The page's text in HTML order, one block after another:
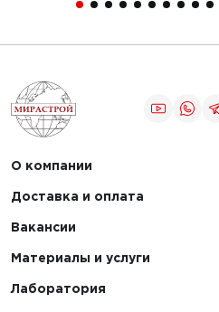
О компании
Доставка и оплата
Вакансии
Материалы и услуги
Лаборатория